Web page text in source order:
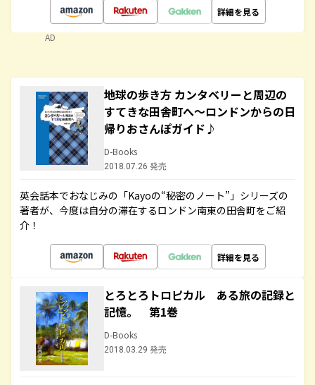
詳細を見る
AD
地球の歩き方 カンタベリーと周辺の
すてきな田舎町へ～ロンドンからの日
帰りおさんぽガイド♪
D-Books
2018.07.26 発売
英会話本でおなじみの「Kayoの“秘密のノート”」シリーズの
著者が、今度は自分の滞在するロンドン南東の田舎町をご紹
介！
詳細を見る
とろとろトロピカル ある旅の記録と
記憶。 第1巻
D-Books
2018.03.29 発売